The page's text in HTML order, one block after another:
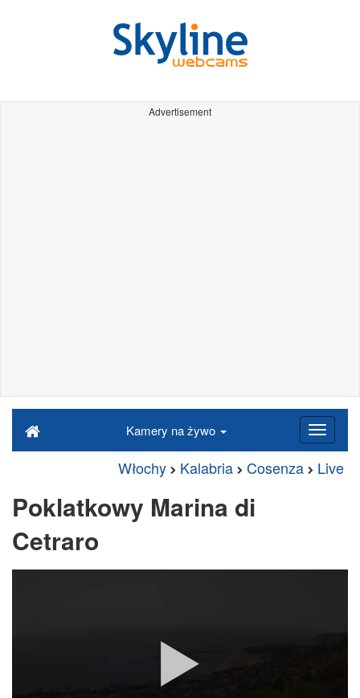
Advertisement
Kamery na żywo
Włochy Kalabria Cosenza Live
Poklatkowy Marina di
Cetraro